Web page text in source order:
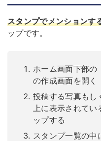
スタンプでメンションす
ップです。
ホーム画面下部の
の作成画面を開く
投稿する写真もし
上に表示されて
ップする
スタンプ一覧の中